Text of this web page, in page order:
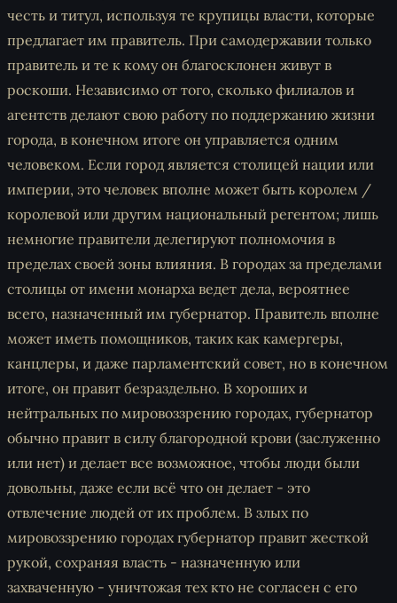
честь и титул, используя те крупицы власти, которые
предлагает им правитель. При самодержавии только
правитель и те к кому он благосклонен живут в
роскоши. Независимо от того, сколько филиалов и
агентств делают свою работу по поддержанию жизни
города, в конечном итоге он управляется одним
человеком. Если город является столицей нации или
империи, это человек вполне может быть королем /
королевой или другим национальный регентом; лишь
немногие правители делегируют полномочия в
пределах своей зоны влияния. В городах за пределами
столицы от имени монарха ведет дела, вероятнее
всего, назначенный им губернатор. Правитель вполне
может иметь помощников, таких как камергеры,
канцлеры, и даже парламентский совет, но в конечном
итоге, он правит безраздельно. В хороших и
нейтральных по мировоззрению городах, губернатор
обычно правит в силу благородной крови (заслуженно
или нет) и делает все возможное, чтобы люди были
довольны, даже если всё что он делает - это
отвлечение людей от их проблем. В злых по
мировоззрению городах губернатор правит жесткой
рукой, сохраняя власть - назначенную или
захваченную - уничтожая тех кто не согласен с его